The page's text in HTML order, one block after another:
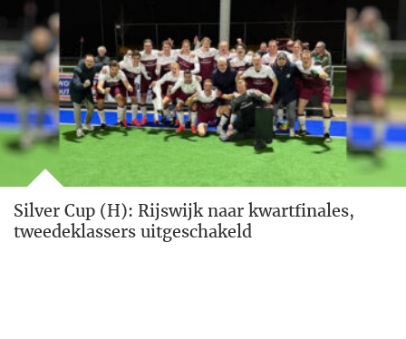
Silver Cup (H): Rijswijk naar kwartfinales,
tweedeklassers uitgeschakeld